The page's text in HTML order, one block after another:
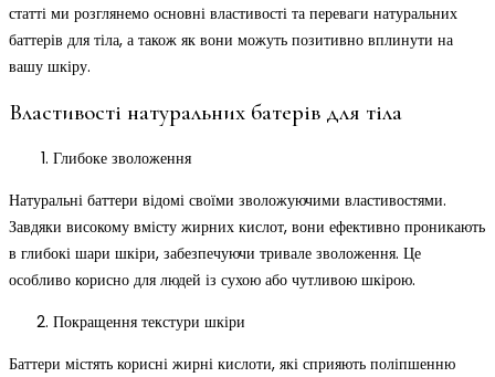
статті ми розглянемо основні властивості та переваги натуральних
баттерів для тіла, а також як вони можуть позитивно вплинути на
вашу шкіру.
Властивості натуральних батерів для тіла
Глибоке зволоження
Натуральні баттери відомі своїми зволожуючими властивостями.
Завдяки високому вмісту жирних кислот, вони ефективно проникають
в глибокі шари шкіри, забезпечуючи тривале зволоження. Це
особливо корисно для людей із сухою або чутливою шкірою.
Покращення текстури шкіри
Баттери містять корисні жирні кислоти, які сприяють поліпшенню